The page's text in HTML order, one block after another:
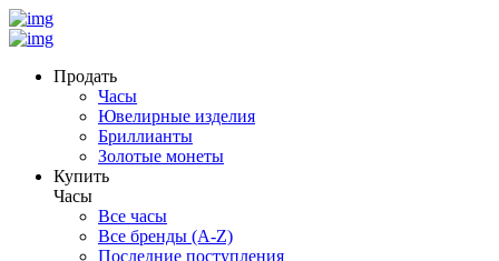
Продать
Часы
Ювелирные изделия
Бриллианты
Золотые монеты
Купить
Часы
Все часы
Все бренды (A-Z)
Последние поступления